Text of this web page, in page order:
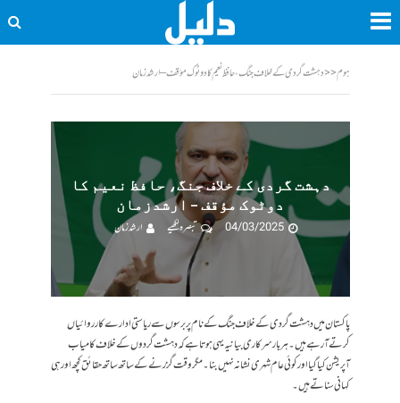
ہوم<<دہشت گردی کے خلاف جنگ، حافظ نعیم کا دوٹوک مؤقف – ارشدزمان
دہشت گردی کے خلاف جنگ، حافظ نعیم کا
دوٹوک مؤقف – ارشدزمان
04/03/2025
تبصرہ لکھیے ارشد زمان
پاکستان میں دہشت گردی کے خلاف جنگ کے نام پر برسوں سے ریاستی ادارے کارروائیاں
کرتے آ رہے ہیں۔ ہر بار سرکاری بیانیہ یہی ہوتا ہے کہ دہشت گردوں کے خلاف کامیاب
آپریشن کیا گیا اور کوئی عام شہری نشانہ نہیں بنا۔ مگر وقت گزرنے کے ساتھ ساتھ حقائق کچھ اور ہی
کہانی سناتے ہیں۔